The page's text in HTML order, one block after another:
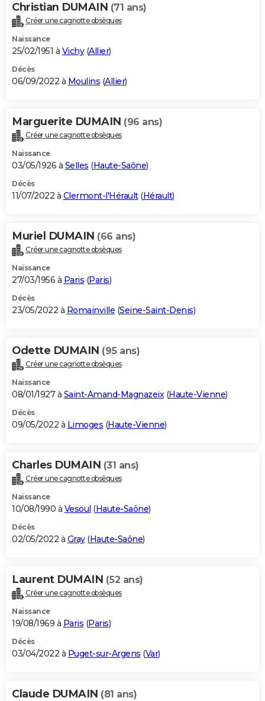
Christian DUMAIN (71 ans)
Créer une cagnotte obsèques
Naissance
25/02/1951 à Vichy(Allier)
Décès
06/09/2022 à Moulins (Allier)
Marguerite DUMAIN (96 ans)
Créer une cagnotte obsèques
Naissance
03/05/1926 à Selles (Haute-Saône)
Décès
11/07/2022 à Clermont-l'Hérault(Hérault)
Muriel DUMAIN (66 ans)
Créer une cagnotte obsèques
Naissance
27/03/1956 à Paris (Paris)
Décès
23/05/2022 à Romainville (Seine-Saint-Denis)
Odette DUMAIN (95 ans)
Créer une cagnotte obsèques
Naissance
08/01/1927 à Saint-Amand-Magnazeix(Haute-Vienne)
Décès
09/05/2022 à Limoges (Haute-Vienne)
Charles DUMAIN (31 ans)
Créer une cagnotte obsèques
Naissance
10/08/1990 à Vesoul (Haute-Saône)
Décès
02/05/2022 à Gray(Haute-Saône)
Laurent DUMAIN (52 ans)
Créer une cagnotte obsèques
Naissance
19/08/1969 à Paris (Paris)
Décès
03/04/2022 à Puget-sur-Argens (Var)
Claude DUMAIN (81 ans)